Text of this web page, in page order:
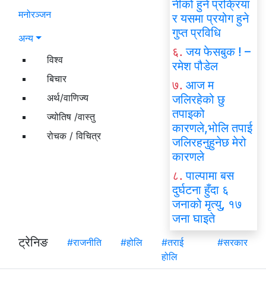
मनोरञ्जन
अन्य
विश्व
बिचार
अर्थ/वाणिज्य
ज्योतिष /वास्तु
रोचक / विचित्र
नीको हुने प्रक्रिया
र यसमा प्रयोग हुने
गुप्त प्रविधि
६. जय फेसबुक ! –
रमेश पौडेल
७. आज म
जलिरहेको छु
तपाइको
कारणले,भोलि तपाई
जलिरहनुहुनेछ मेरो
कारणले
८. पाल्पामा बस
दुर्घटना हुँदा ६
जनाको मृत्यु, १७
जना घाइते
ट्रेनिङ
#राजनीति #होलि
#तराई
होलि
#सरकार